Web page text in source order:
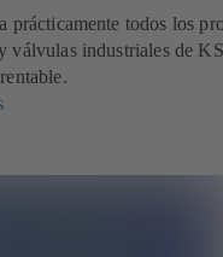
prácticamente todos los
válvulas industriales de